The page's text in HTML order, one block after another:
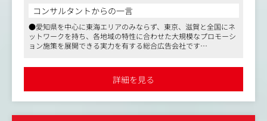
・制作ディレクション／スケジュール・進捗管理や・社外
パートナーとの協働
・イベント当日運営／リアルorオンライン現場統括 など
クライアントの理想を引き出してKPIを設定し、企画書作
イベント当日は現場を指揮して成果を測定し、次回施策へ
コンサルタントからの一言
●愛知県を中心に東海エリアのみならず、東京、滋賀と全国にネ
ットワークを持ち、各地域の特性に合わせた大規模なプロモーシ
ョン施策を展開できる実力を有する総合広告会社です
タル、イベントプロモーションと、ワンストップで対応すること
●大手メディアから100％出資を受け、安定した経営基盤を誇りま
す
詳細を見る